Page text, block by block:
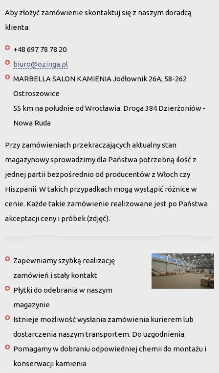
Aby złożyć zamówienie skontaktuj się z naszym doradcą
klienta:
+48 697 78 78 20
biuro@ozinga.pl
MARBELLA SALON KAMIENIA Jodłownik 26A; 58-262
Ostroszowice
55 km na południe od Wrocławia. Droga 384 Dzierżoniów -
Nowa Ruda
Przy zamówieniach przekraczających aktualny stan
magazynowy sprowadzimy dla Państwa potrzebną ilość z
jednej partii bezpośrednio od producentów z Włoch czy
Hiszpanii. W takich przypadkach mogą wystąpić różnice w
cenie. Każde takie zamówienie realizowane jest po Państwa
akceptacji ceny i próbek (zdjęć).
Zapewniamy szybką realizację
zamówień i stały kontakt
Płytki do odebrania w naszym
magazynie
Istnieje możliwość wysłania zamówienia kurierem lub
dostarczenia naszym transportem. Do uzgodnienia.
Pomagamy w dobraniu odpowiedniej chemii do montażu i
konserwacji kamienia